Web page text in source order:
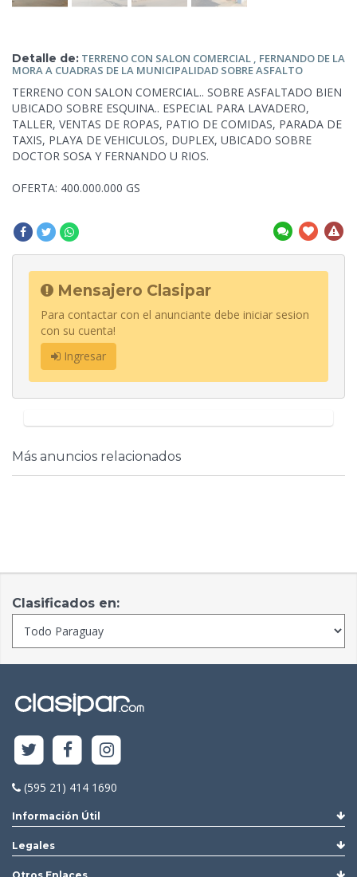
Detalle de: TERRENO CON SALON COMERCIAL , FERNANDO DE LA
MORA A CUADRAS DE LA MUNICIPALIDAD SOBREASFALTO
TERRENO CON SALON COMERCIAL.. SOBRE ASFALTADO BIEN
UBICADO SOBRE ESQUINA.. ESPECIAL PARA LAVADERO,
TALLER, VENTAS DE ROPAS, PATIO DE COMIDAS, PARADA DE
TAXIS, PLAYA DE VEHICULOS, DUPLEX, UBICADO SOBRE
DOCTOR SOSA Y FERNANDO U RIOS.
OFERTA: 400.000.000 GS
Mensajero Clasipar
Para contactar con el anunciante debe iniciar sesion
con su cuenta!
Ingresar
Más anuncios relacionados
Clasificados en:
(595 21) 414 1690
Información Útil
Legales